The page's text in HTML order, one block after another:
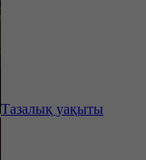
Тазалық уақыты